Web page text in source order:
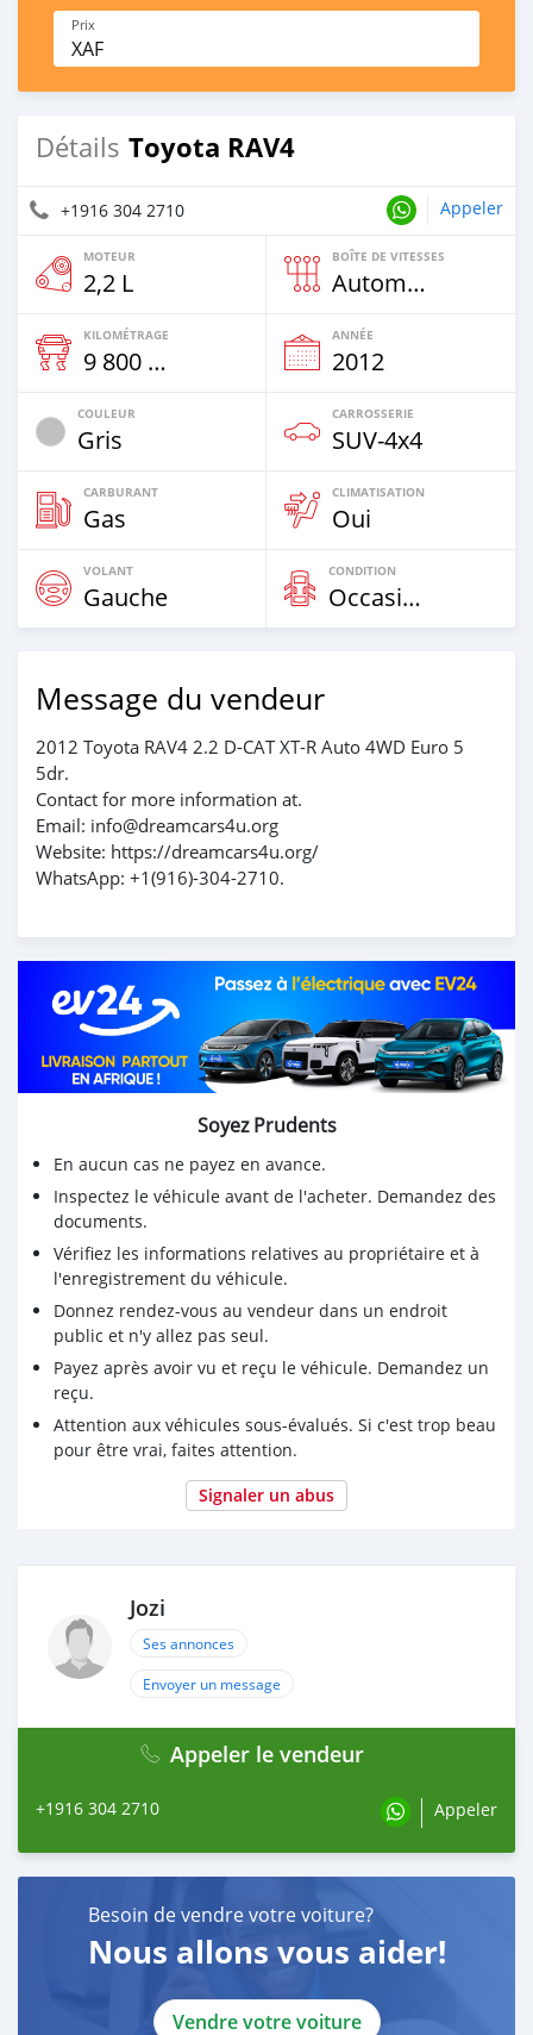
Prix
XAF
Détails Toyota RAV4
+1916 304 2710 Appeler
MOTEUR
2,2 L
BOÎTE DE VITESSES
Automatique
KILOMÉTRAGE
9 800 Km
ANNÉE
2012
COULEUR
Gris
CARROSSERIE
SUV‒4x4
CARBURANT
Gas
CLIMATISATION
Oui
VOLANT
Gauche
CONDITION
Occasion
Message du vendeur
2012 Toyota RAV4 2.2 D-CAT XT-R Auto 4WD Euro 5
5dr.
Contact for more information at.
Email: info@dreamcars4u.org
Website: https://dreamcars4u.org/
WhatsApp: ‪+1(916)-304-2710‬.
Soyez Prudents
En aucun cas ne payez en avance.
Inspectez le véhicule avant de l'acheter. Demandez des
documents.
Vérifiez les informations relatives au propriétaire et à
l'enregistrement du véhicule.
Donnez rendez-vous au vendeur dans un endroit
public et n'y allez pas seul.
Payez après avoir vu et reçu le véhicule. Demandez un
reçu.
Attention aux véhicules sous-évalués. Si c'est trop beau
pour être vrai, faites attention.
Signaler un abus
Jozi
Ses annonces
Envoyer un message
Appeler le vendeur
+1916 304 2710 Appeler
Besoin de vendre votre voiture?
Nous allons vous aider!
Vendre votre voiture